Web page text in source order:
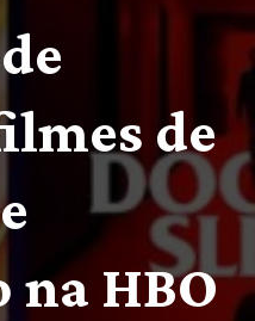
de
na HBO